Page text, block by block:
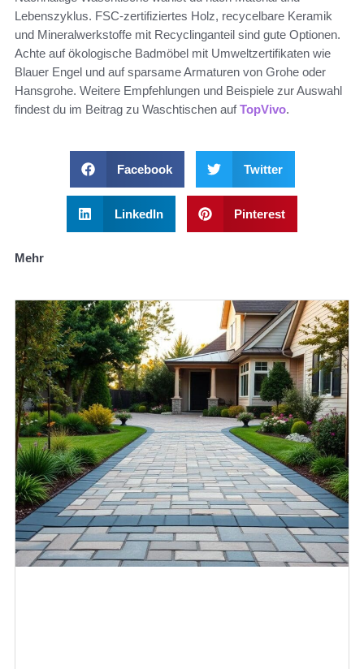
Lebenszyklus. FSC-zertifiziertes Holz, recycelbare Keramik
und Mineralwerkstoffe mit Recyclinganteil sind gute Optionen.
Achte auf ökologische Badmöbel mit Umweltzertifikaten wie
Blauer Engel und auf sparsame Armaturen von Grohe oder
Hansgrohe. Weitere Empfehlungen und Beispiele zur Auswahl
findest du im Beitrag zu Waschtischen aufTopVivo.
Facebook Twitter
LinkedIn Pinterest
Mehr